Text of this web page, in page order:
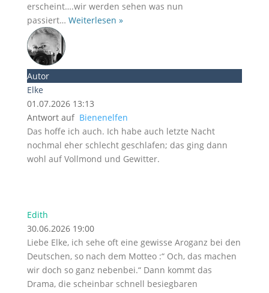
erscheint….wir werden sehen was nun
passiert… Weiterlesen »
Autor
Elke
01.07.2026 13:13
Antwort auf Bienenelfen
Das hoffe ich auch. Ich habe auch letzte Nacht
nochmal eher schlecht geschlafen; das ging dann
wohl auf Vollmond und Gewitter.
Edith
30.06.2026 19:00
Liebe Elke, ich sehe oft eine gewisse Aroganz bei den
Deutschen, so nach dem Motteo :“ Och, das machen
wir doch so ganz nebenbei.“ Dann kommt das
Drama, die scheinbar schnell besiegbaren